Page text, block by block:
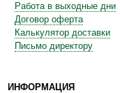
Работа в выходные дни
Договор оферта
Калькулятор доставки
Письмо директору
ИНФОРМАЦИЯ